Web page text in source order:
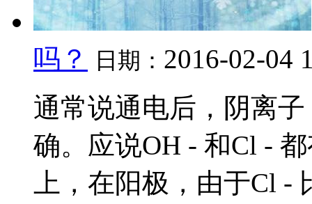
吗？ 日期： 2016-02-04
通常说通电后，阴离
确。应说OH - 和Cl -
上，在阳极，由于Cl -